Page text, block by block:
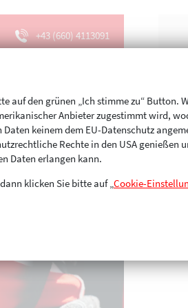
+43 (660) 4113091
Menu
auf den grünen „Ich stimme zu“ Button.
Anbieter zugestimmt wird,
keinem dem EU-Datenschutz
Rechte in den USA genießen
Daten erlangen kann.
klicken Sie bitte auf „Cookie-